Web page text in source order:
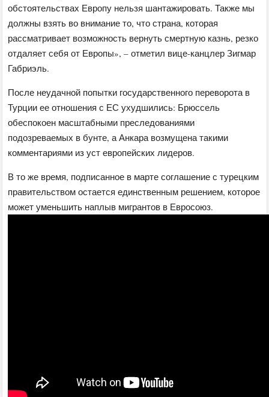
обстоятельствах Европу нельзя шантажировать. Также мы
должны взять во внимание то, что страна, которая
рассматривает возможность вернуть смертную казнь, резко
отдаляет себя от Европы», – отметил вице-канцлер Зигмар
Габриэль.
После неудачной попытки государственного переворота в
Турции ее отношения с ЕС ухудшились: Брюссель
обеспокоен масштабными преследованиями
подозреваемых в бунте, а Анкара возмущена такими
комментариями из уст европейских лидеров.
В то же время, подписанное в марте соглашение с турецким
правительством остается единственным решением, которое
может уменьшить наплыв мигрантов в Евросоюз.